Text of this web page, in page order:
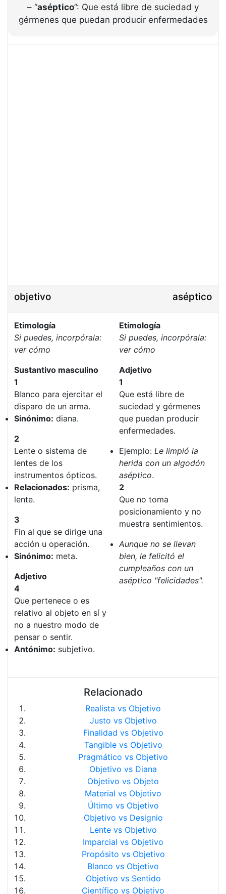
– “aséptico”: Que está libre de suciedad y
gérmenes que puedan producir enfermedades
objetivo aséptico
Etimología
Si puedes, incorpórala:
ver cómo
Sustantivo masculino
1
Blanco para ejercitar el
disparo de un arma.
Sinónimo: diana.
2
Lente o sistema de
lentes de los
instrumentos ópticos.
Relacionados: prisma,
lente.
3
Fin al que se dirige una
acción u operación.
Sinónimo: meta.
Adjetivo
4
Que pertenece o es
relativo al objeto en sí y
no a nuestro modo de
pensar o sentir.
Antónimo: subjetivo.
Etimología
Si puedes, incorpórala:
ver cómo
Adjetivo
1
Que está libre de
suciedad y gérmenes
que puedan producir
enfermedades.
Ejemplo: Le limpió la
herida con un algodón
aséptico.
2
Que no toma
posicionamiento y no
muestra sentimientos.
Aunque no se llevan
bien, le felicitó el
cumpleaños con un
aséptico "felicidades".
Relacionado
Realista vs Objetivo
Justo vs Objetivo
Finalidad vs Objetivo
Tangible vs Objetivo
Pragmático vs Objetivo
Objetivo vs Diana
Objetivo vs Objeto
Material vs Objetivo
Último vs Objetivo
Objetivo vs Designio
Lente vs Objetivo
Imparcial vs Objetivo
Propósito vs Objetivo
Blanco vs Objetivo
Objetivo vs Sentido
Científico vs Objetivo